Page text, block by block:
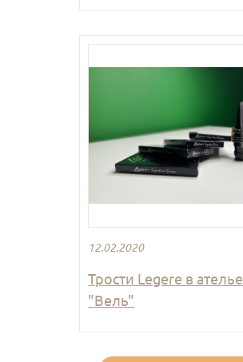
12.02.2020
Трости Legere в ателье
"Вель"